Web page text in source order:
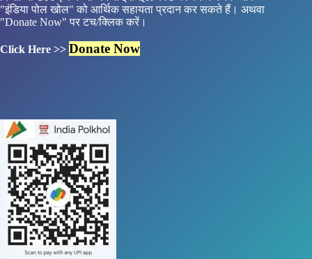
"इंडिया पोल खोल" को आर्थिक सहायता प्रदान कर सकते हैं। अथवा
"Donate Now" पर टच/क्लिक करें।
Click Here >> Donate Now